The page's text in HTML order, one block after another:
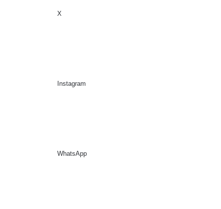
X
Instagram
WhatsApp